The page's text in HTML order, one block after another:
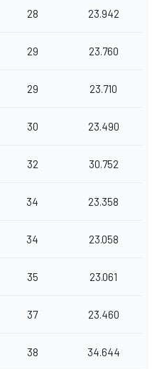
28 23.942
29 23.760
29 23.710
30 23.490
32 30.752
34 23.358
34 23.058
35 23.061
37 23.460
38 34.644